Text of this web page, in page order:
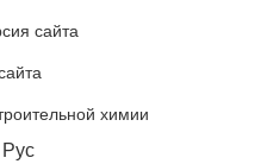
сайта
химии
Рус